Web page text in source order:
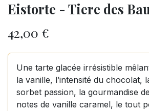
Eistorte - Tiere des
42,00 €
Une tarte glacée irrésistible
la vanille, l’intensité du chocolat,
sorbet passion, la gourmandise
notes de vanille caramel, le tout